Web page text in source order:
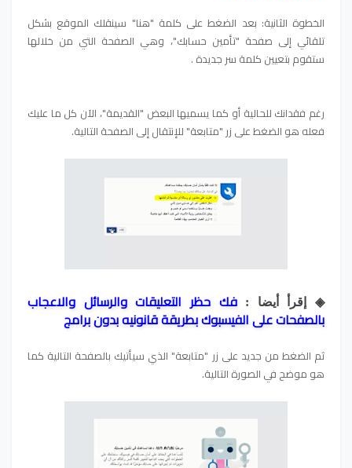
الخطوة الثانية: بعد الضغط على كلمة "هنا" سينقلك الموقع بشكل
تلقائي إلى صفحة "تأمين حسابك"، وهي الصفحة التي من خلالها
ستقوم بتعيين كلمة سر جديدة .
رغم فقدانك للحالية أو كما يسميها البعض "القديمة"، الآن كل ما عليك
فعله هو الضغط على زر "متابعة" للإنتقال إلى الصفحة التالية.
◈ إقرأ أيضا : فك حظر التعليقات والرسائل والاعجاب
بالصفحات على الفيسبوك بطريقة قانونيه بدون برامج
ثم الضغط من جديد على زر "متابعة" الذي سيأتيك بالصفحة التالية كما
هو موضح في الصورة التالية.